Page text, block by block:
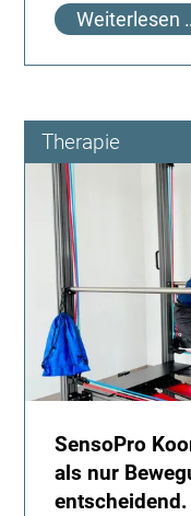
Weiterlesen
Therapie
SensoPro
als nur
entscheidend.